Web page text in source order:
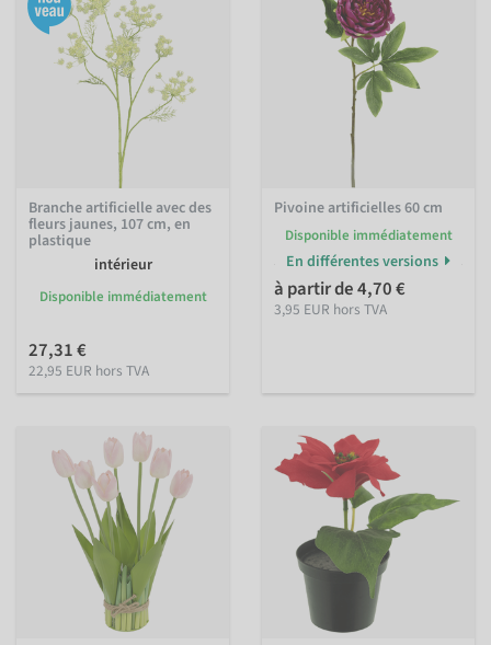
Branche artificielle avec des
fleurs jaunes, 107 cm, en
plastique
intérieur
Disponible immédiatement
27,31 €
22,95 EUR hors TVA
Pivoine artificielles 60 cm
Disponible immédiatement
En différentes versions
à partir de 4,70 €
3,95 EUR hors TVA